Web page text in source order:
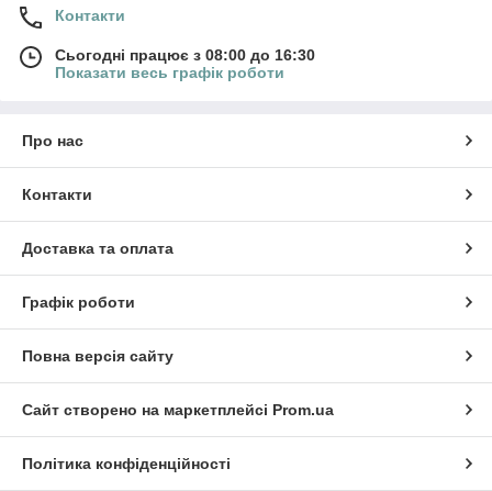
Контакти
Сьогодні працює з 08:00 до 16:30
Показати весь графік роботи
Про нас
Контакти
Доставка та оплата
Графік роботи
Повна версія сайту
Сайт створено на маркетплейсі Prom.ua
Політика конфіденційності